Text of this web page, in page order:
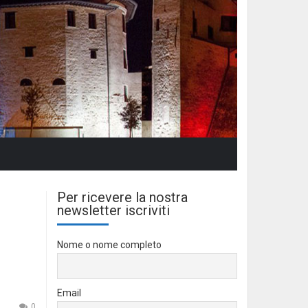
Per ricevere la nostra
newsletter iscriviti
Nome o nome completo
Email